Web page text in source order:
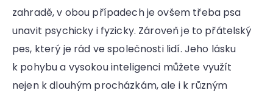
zahradě, v obou případech je ovšem třeba psa
unavit psychicky i fyzicky. Zároveň je to přátelský
pes, který je rád ve společnosti lidí. Jeho lásku
k pohybu a vysokou inteligenci můžete využít
nejen k dlouhým procházkám, ale i k různým